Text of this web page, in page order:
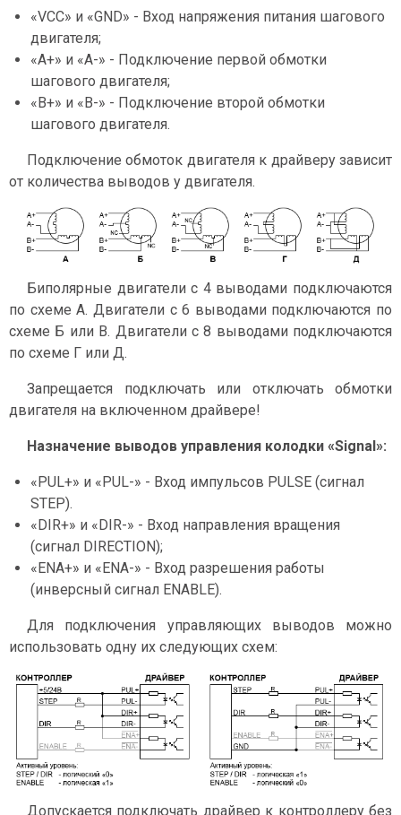
«VCC» и «GND» - Вход напряжения питания шагового
двигателя;
«A+» и «A-» - Подключение первой обмотки
шагового двигателя;
«B+» и «B-» - Подключение второй обмотки
шагового двигателя.
Подключение обмоток двигателя к драйверу зависит
от количества выводов у двигателя.
Биполярные двигатели с 4 выводами подключаются
по схеме А. Двигатели с 6 выводами подключаются по
схеме Б или В. Двигатели с 8 выводами подключаются
по схеме Г или Д.
Запрещается подключать или отключать обмотки
двигателя на включенном драйвере!
Назначение выводов управления колодки «Signal»:
«PUL+» и «PUL-» - Вход импульсов PULSE (сигнал
STEP).
«DIR+» и «DIR-» - Вход направления вращения
(сигнал DIRECTION);
«ENA+» и «ENA-» - Вход разрешения работы
(инверсный сигнал ENABLE).
Для подключения управляющих выводов можно
использовать одну их следующих схем:
Допускается подключать драйвер к контроллеру без